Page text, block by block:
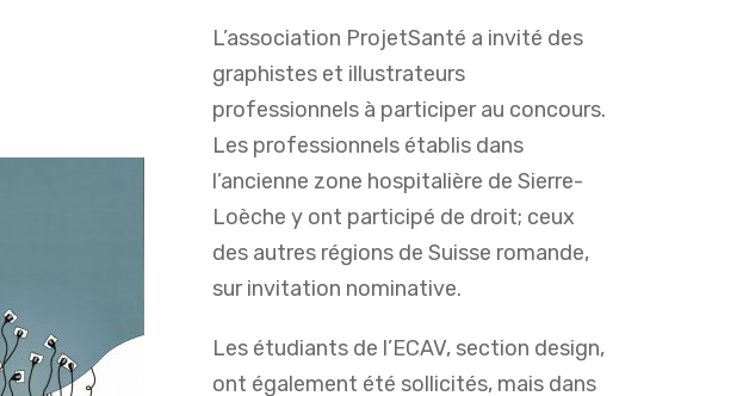
L’association ProjetSanté a invité des
graphistes et illustrateurs
professionnels à participer au concours.
Les professionnels établis dans
l’ancienne zone hospitalière de Sierre-
Loèche y ont participé de droit; ceux
des autres régions de Suisse romande,
sur invitation nominative.
Les étudiants de l’ECAV, section design,
ont également été sollicités, mais dans